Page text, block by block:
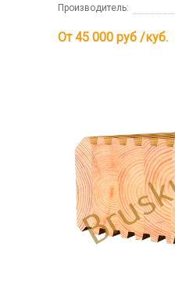
Производитель:
От 45 000 руб /куб.